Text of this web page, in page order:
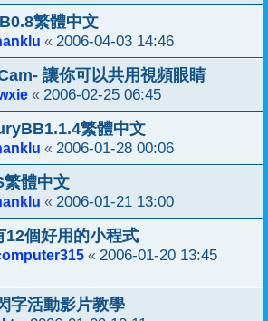
繁體中文
« 2006-04-03 14:46
讓你可以共用視頻眼睛
« 2006-02-25 06:45
繁體中文
« 2006-01-28 00:06
繁體中文
« 2006-01-21 13:00
12個好用的小程式
« 2006-01-20 13:45
字活動影片教學